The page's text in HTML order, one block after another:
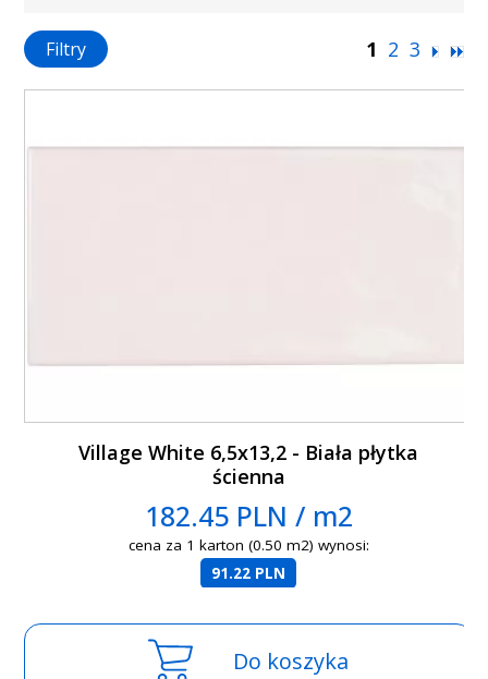
1 2 3
Filtry
Village White 6,5x13,2 - Biała płytka
ścienna
182.45 PLN / m2
cena za 1 karton (0.50 m2) wynosi:
91.22 PLN
Do koszyka